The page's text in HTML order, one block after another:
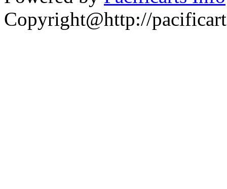
Copyright@http://